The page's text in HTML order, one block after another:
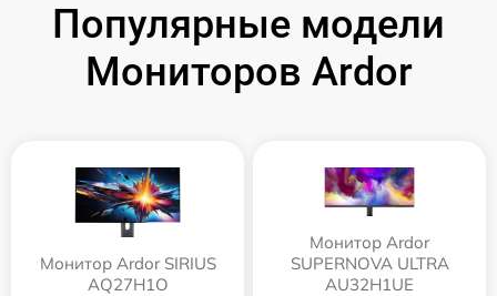
Популярные модели
Мониторов Ardor
Монитор Ardor SIRIUS
AQ27H1O
Монитор Ardor
SUPERNOVA ULTRA
AU32H1UE